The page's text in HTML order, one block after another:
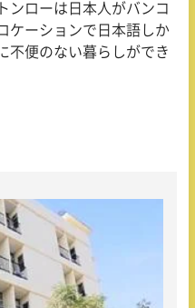
ンローは日本人がバンコ
ケーションで日本語しか
不便のない暮らしができ